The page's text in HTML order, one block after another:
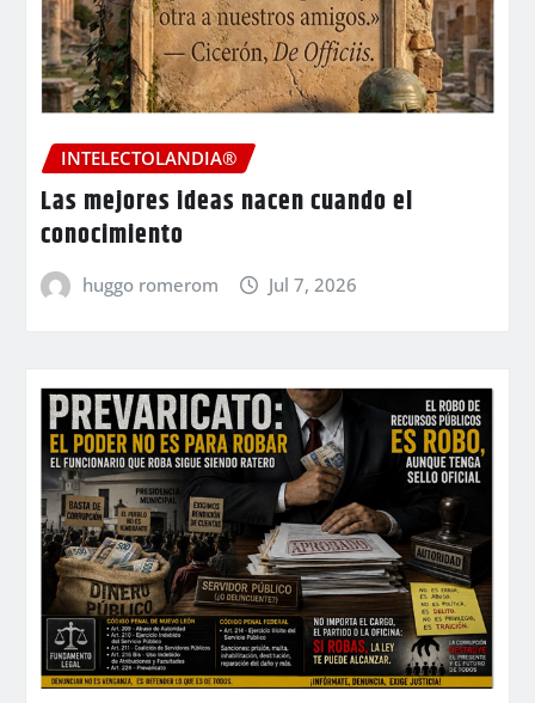
INTELECTOLANDIA®
Las mejores ideas nacen cuando el
conocimiento
huggo romerom Jul 7, 2026